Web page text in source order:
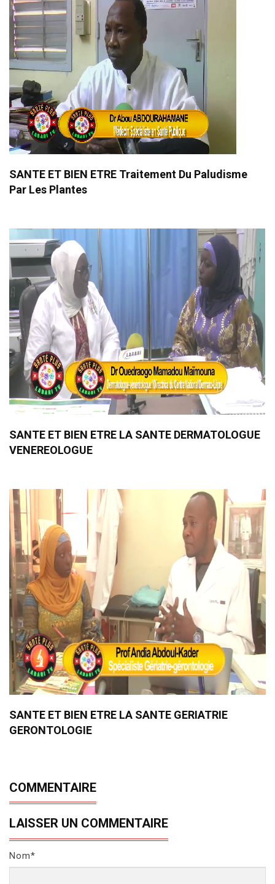
SANTE ET BIEN ETRE Traitement Du Paludisme
Par Les Plantes
SANTE ET BIEN ETRE LA SANTE DERMATOLOGUE
VENEREOLOGUE
SANTE ET BIEN ETRE LA SANTE GERIATRIE
GERONTOLOGIE
COMMENTAIRE
LAISSER UN COMMENTAIRE
Nom*